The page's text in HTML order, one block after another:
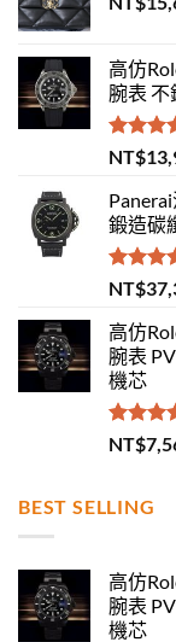
高仿
腕表
評分
滿分 5
NT$
鍛造碳
評分
滿分 5
NT$
高仿
腕表
機芯
評分
滿分 5
NT$
BEST SELLING
高仿
腕表
機芯